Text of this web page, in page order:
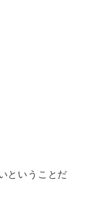
ということだ